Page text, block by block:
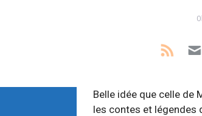
Belle idée que celle de
les contes et légendes